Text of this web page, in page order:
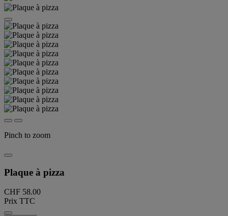
Pinch to zoom
Plaque à pizza
CHF 58.00
Prix TTC